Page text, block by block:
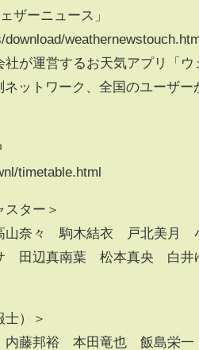
ザーニュース」
が運営するお天気アプリ「ウ
ットワーク、全国のユーザ
timetable.html
スター＞
山奈々 駒木結衣 戸北美月
田辺真南葉 松本真央 白
士）＞
藤邦裕 本田竜也 飯島栄